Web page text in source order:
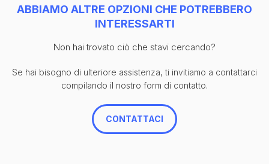
ABBIAMO ALTRE OPZIONI CHE POTREBBERO
INTERESSARTI
Non hai trovato ciò che stavi cercando?
Se hai bisogno di ulteriore assistenza, ti invitiamo a contattarci
compilando il nostro form di contatto.
CONTATTACI